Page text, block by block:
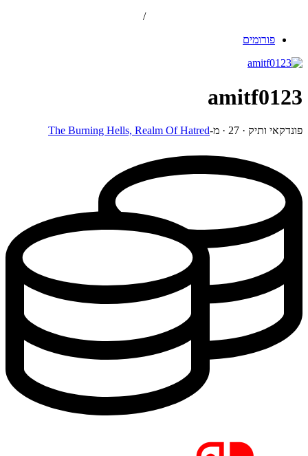
/
פורומים
amitf0123
פונדקאי ותיק ·
· מ-The Burning Hells, Realm Of Hatred